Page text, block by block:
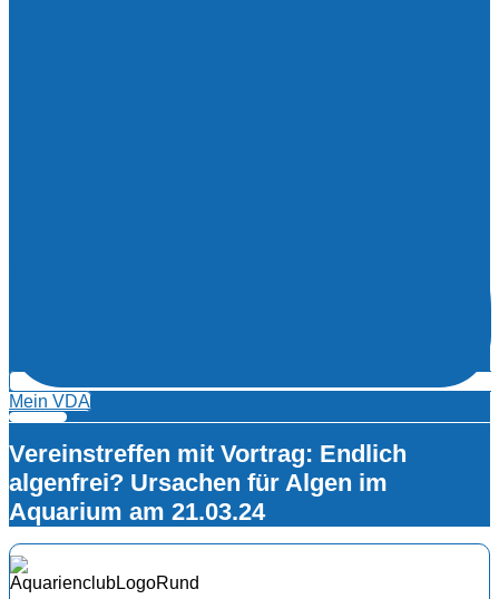
Mein VDA
Vereinstreffen mit Vortrag: Endlich
algenfrei? Ursachen für Algen im
Aquarium am 21.03.24